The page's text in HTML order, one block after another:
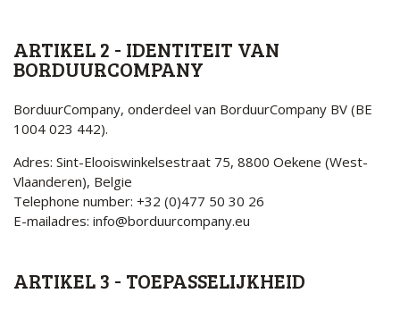
ARTIKEL 2 - IDENTITEIT VAN
BORDUURCOMPANY
BorduurCompany, onderdeel van BorduurCompany BV (BE
1004 023 442).
Adres: Sint-Elooiswinkelsestraat 75, 8800 Oekene (West-
Vlaanderen), Belgie
Telephone number: +32 (0)477 50 30 26
E-mailadres: info@borduurcompany.eu
ARTIKEL 3 - TOEPASSELIJKHEID